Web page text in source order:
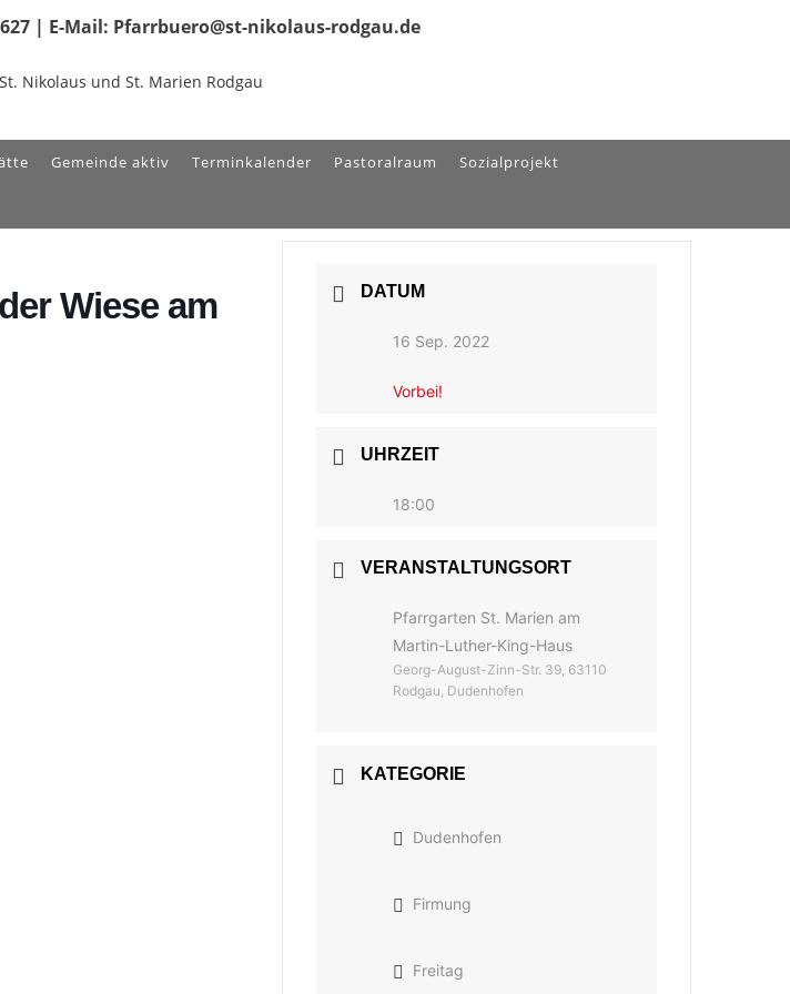
| E-Mail: Pfarrbuero@st-nikolaus-rodgau.de
Gemeinde aktiv Terminkalender Pastoralraum Sozialprojekt
Wiese am
DATUM
16 Sep. 2022
Vorbei!
UHRZEIT
18:00
VERANSTALTUNGSORT
Pfarrgarten St. Marien am
Martin-Luther-King-Haus
Georg-August-Zinn-Str. 39, 63110
Rodgau, Dudenhofen
KATEGORIE
Dudenhofen
Firmung
Freitag